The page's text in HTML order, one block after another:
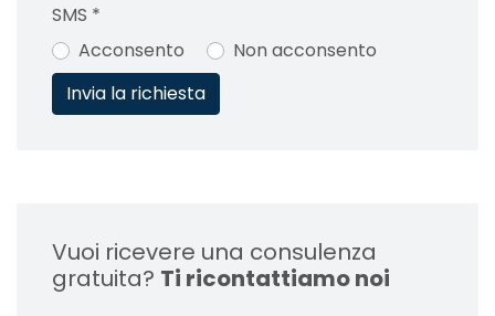
SMS *
Acconsento
Non acconsento
Vuoi ricevere una consulenza
gratuita? Ti ricontattiamo noi